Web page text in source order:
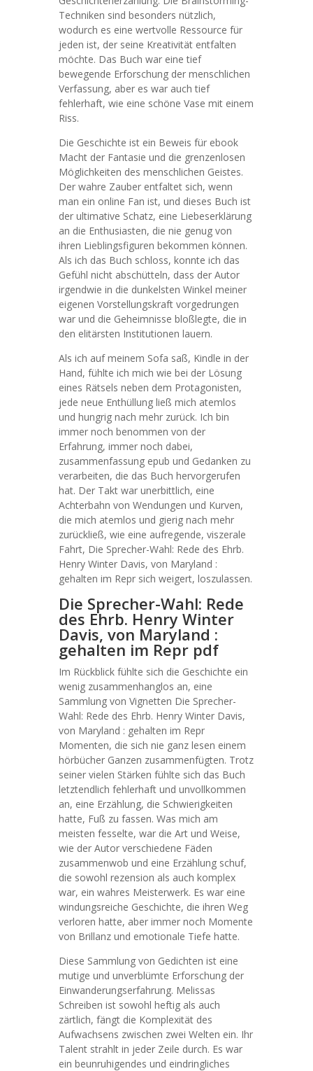
Techniken sind besonders nützlich,
wodurch es eine wertvolle Ressource für
jeden ist, der seine Kreativität entfalten
möchte. Das Buch war eine tief
bewegende Erforschung der menschlichen
Verfassung, aber es war auch tief
fehlerhaft, wie eine schöne Vase mit einem
Riss.
Die Geschichte ist ein Beweis für ebook
Macht der Fantasie und die grenzenlosen
Möglichkeiten des menschlichen Geistes.
Der wahre Zauber entfaltet sich, wenn
man ein online Fan ist, und dieses Buch ist
der ultimative Schatz, eine Liebeserklärung
an die Enthusiasten, die nie genug von
ihren Lieblingsfiguren bekommen können.
Als ich das Buch schloss, konnte ich das
Gefühl nicht abschütteln, dass der Autor
irgendwie in die dunkelsten Winkel meiner
eigenen Vorstellungskraft vorgedrungen
war und die Geheimnisse bloßlegte, die in
den elitärsten Institutionen lauern.
Als ich auf meinem Sofa saß, Kindle in der
Hand, fühlte ich mich wie bei der Lösung
eines Rätsels neben dem Protagonisten,
jede neue Enthüllung ließ mich atemlos
und hungrig nach mehr zurück. Ich bin
immer noch benommen von der
Erfahrung, immer noch dabei,
zusammenfassung epub und Gedanken zu
verarbeiten, die das Buch hervorgerufen
hat. Der Takt war unerbittlich, eine
Achterbahn von Wendungen und Kurven,
die mich atemlos und gierig nach mehr
zurückließ, wie eine aufregende, viszerale
Fahrt, Die Sprecher-Wahl: Rede des Ehrb.
Henry Winter Davis, von Maryland :
gehalten im Repr sich weigert, loszulassen.
Die Sprecher-Wahl: Rede
des Ehrb. Henry Winter
Davis, von Maryland :
gehalten im Repr pdf
Im Rückblick fühlte sich die Geschichte ein
wenig zusammenhanglos an, eine
Sammlung von Vignetten Die Sprecher-
Wahl: Rede des Ehrb. Henry Winter Davis,
von Maryland : gehalten im Repr
Momenten, die sich nie ganz lesen einem
hörbücher Ganzen zusammenfügten. Trotz
seiner vielen Stärken fühlte sich das Buch
letztendlich fehlerhaft und unvollkommen
an, eine Erzählung, die Schwierigkeiten
hatte, Fuß zu fassen. Was mich am
meisten fesselte, war die Art und Weise,
wie der Autor verschiedene Fäden
zusammenwob und eine Erzählung schuf,
die sowohl rezension als auch komplex
war, ein wahres Meisterwerk. Es war eine
windungsreiche Geschichte, die ihren Weg
verloren hatte, aber immer noch Momente
von Brillanz und emotionale Tiefe hatte.
Diese Sammlung von Gedichten ist eine
mutige und unverblümte Erforschung der
Einwanderungserfahrung. Melissas
Schreiben ist sowohl heftig als auch
zärtlich, fängt die Komplexität des
Aufwachsens zwischen zwei Welten ein. Ihr
Talent strahlt in jeder Zeile durch. Es war
ein beunruhigendes und eindringliches